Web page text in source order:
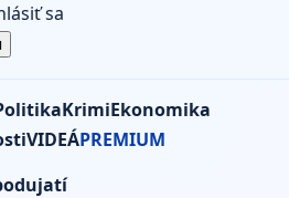
sa
KrimiEkonomika
VIDEÁPREMIUM